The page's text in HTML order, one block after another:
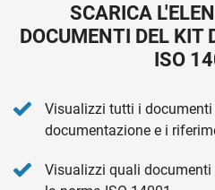
SCARICA
DOCUMENTI DEL KIT
ISO
Visualizzi tutti i
documentazione e i
Visualizzi quali